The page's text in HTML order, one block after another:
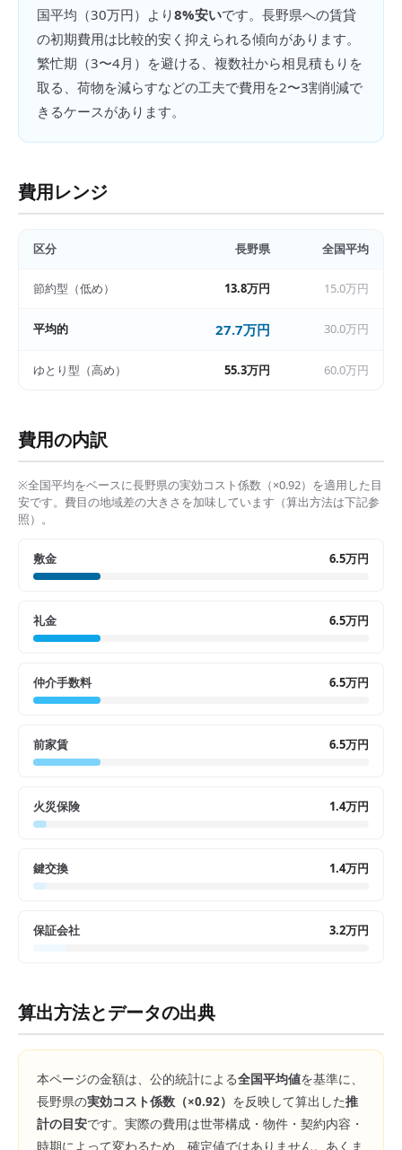
国平均（30万円）より8%安いです。 長野県への賃貸
の初期費用は比較的安く抑えられる傾向があります。
繁忙期（3〜4月）を避ける、複数社から相見積もりを
取る、荷物を減らすなどの工夫で費用を2〜3割削減で
きるケースがあります。
費用レンジ
区分 長野県 全国平均
節約型（低め） 13.8万円 15.0万円
平均的 27.7万円 30.0万円
ゆとり型（高め） 55.3万円 60.0万円
費用の内訳
※全国平均をベースに長野県の実効コスト係数（×0.92）を適用した目
安です。費目の地域差の大きさを加味しています（算出方法は下記参
照）。
敷金 6.5万円
礼金 6.5万円
仲介手数料 6.5万円
前家賃 6.5万円
火災保険 1.4万円
鍵交換 1.4万円
保証会社 3.2万円
算出方法とデータの出典
本ページの金額は、公的統計による全国平均値を基準に、
長野県の実効コスト係数（×0.92） を反映して算出した推
計の目安です。実際の費用は世帯構成・物件・契約内容・
時期によって変わるため、確定値ではありません。あくま